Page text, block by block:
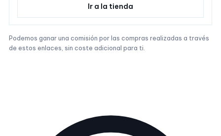
Ir a la tienda
Podemos ganar una comisión por las compras realizadas a través
de estos enlaces, sin coste adicional para ti.